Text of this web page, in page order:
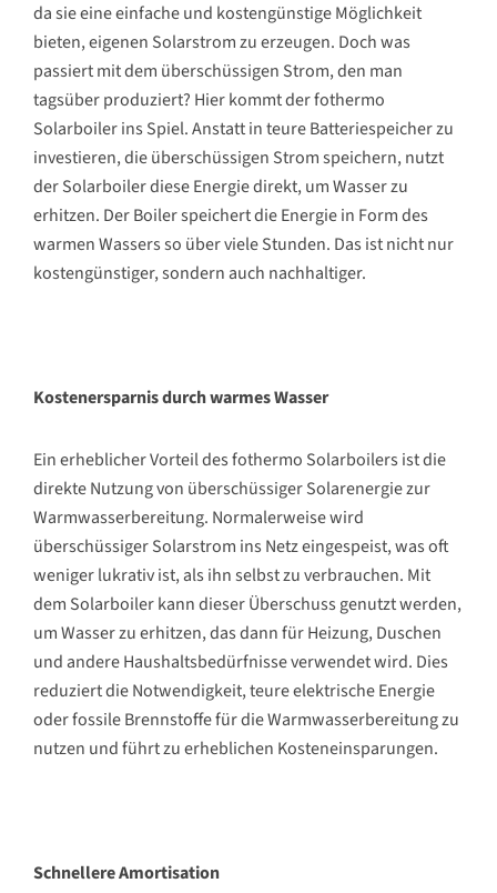
da sie eine einfache und kostengünstige Möglichkeit
bieten, eigenen Solarstrom zu erzeugen. Doch was
passiert mit dem überschüssigen Strom, den man
tagsüber produziert? Hier kommt der fothermo
Solarboiler ins Spiel. Anstatt in teure Batteriespeicher zu
investieren, die überschüssigen Strom speichern, nutzt
der Solarboiler diese Energie direkt, um Wasser zu
erhitzen. Der Boiler speichert die Energie in Form des
warmen Wassers so über viele Stunden. Das ist nicht nur
kostengünstiger, sondern auch nachhaltiger.
Kostenersparnis durch warmes Wasser
Ein erheblicher Vorteil des fothermo Solarboilers ist die
direkte Nutzung von überschüssiger Solarenergie zur
Warmwasserbereitung. Normalerweise wird
überschüssiger Solarstrom ins Netz eingespeist, was oft
weniger lukrativ ist, als ihn selbst zu verbrauchen. Mit
dem Solarboiler kann dieser Überschuss genutzt werden,
um Wasser zu erhitzen, das dann für Heizung, Duschen
und andere Haushaltsbedürfnisse verwendet wird. Dies
reduziert die Notwendigkeit, teure elektrische Energie
oder fossile Brennstoffe für die Warmwasserbereitung zu
nutzen und führt zu erheblichen Kosteneinsparungen.
Schnellere Amortisation